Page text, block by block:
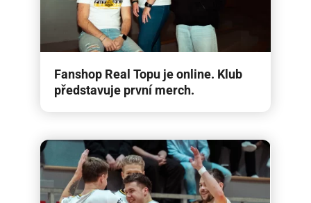
Fanshop Real Topu je online. Klub
představuje první merch.